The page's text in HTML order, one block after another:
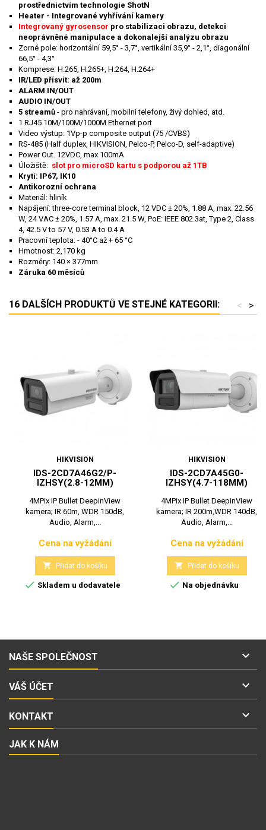
prostřednictvím technologie ShotN
Heater - Integrované vyhřívání kamery
Integrovaný gyrosensor pro stabilizaci obrazu, detekci
neoprávněné manipulace a dokonalejší analýzu obrazu
Zorné pole: horizontální 59,5° - 3,7°, vertikální 35,9° - 2,1°, diagonální
66,5° - 4,3°
Komprese: H.265, H.265+, H.264, H.264+
IR/LED přísvit: až 200m
ALARM IN/OUT
AUDIO IN/OUT
5 streamů - pro nahrávaní, mobilní telefony, živý dohled, atd.
1 RJ45 10M/100M/1000M Ethernet port
Video výstup: 1Vp-p composite output (75 /CVBS)
RS-485 (Half duplex, HIKVISION, Pelco-P, Pelco-D, self-adaptive)
Power Out. 12VDC, max 100mA
Úložiště: slot pro microSD kartu s podporou až 1TB
Krytí: IP67, IK10
Antikorozní ochrana
Materiál: hliník
Napájení: three-core terminal block, 12 VDC ± 20%, 1.88 A, max. 22.56
W, 24 VAC ± 20%, 1.57 A, max. 21.5 W, PoE: IEEE 802.3at, Type 2, Class
4, 42.5 V to 57 V, 0.53 A to 0.4 A
Pracovní teplota: - 40°C až + 65 °C
Hmotnost: 2,170 kg
Rozměry: 140 × 377mm
Záruka 60 měsíců
16 DALŠÍCH PRODUKTŮ VE STEJNÉ KATEGORII: >
<
HIKVISION
IDS-2CD7A46G2/P-
IZHSY(2.8-12MM)
4MPix IP Bullet DeepinView
kamera; IR 60m, WDR 150dB,
Audio, Alarm,...
Cena
Cena na vyžádání
 Přidat do košíku
 Skladem u dodavatele
HIKVISION
IDS-2CD7A45G0-
IZHSY(4.7-118MM)
4MPix IP Bullet DeepinView
kamera; IR 200m,WDR 140dB,
Audio, Alarm,...
Cena
Cena na vyžádání
 Přidat do košíku
 Na objednávku
NAŠE SPOLEČNOST 
VÁŠ ÚČET 
KONTAKT 
JAK K NÁM